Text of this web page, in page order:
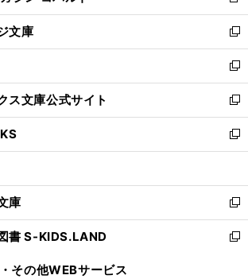
開
く
ウ
で
開
く
ン
ド
ウ
で
開
く
し
い
ウ
ィ
ン
ド
ウ
で
開
文庫
新
し
い
ウ
ィ
ン
ド
ウ
開
く
新
し
い
ウ
ィ
ン
ウ
で
開
く
ス文庫公式サイト
新
し
い
ウ
ン
ド
ウ
で
新
し
ウ
ィ
ン
ド
庫
新
し
い
書 S-KIDS.LAND
新
その他WEBサービス